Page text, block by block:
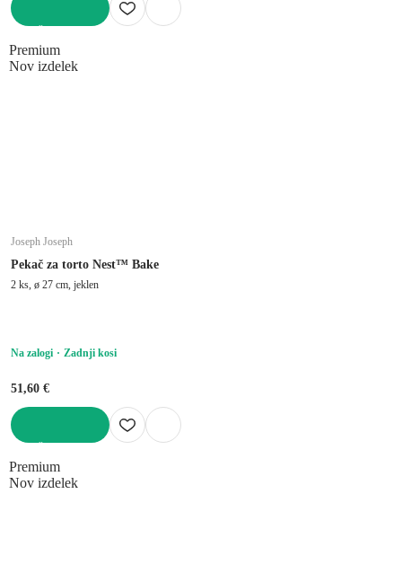
Premium
Nov izdelek
Joseph Joseph
Pekač za torto Nest™ Bake
2 ks, ø 27 cm, jeklen
Na zalogi Zadnji kosi
51,60 €
Premium
Nov izdelek